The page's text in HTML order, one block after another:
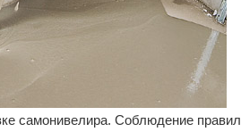
самонивелира. Соблюдение